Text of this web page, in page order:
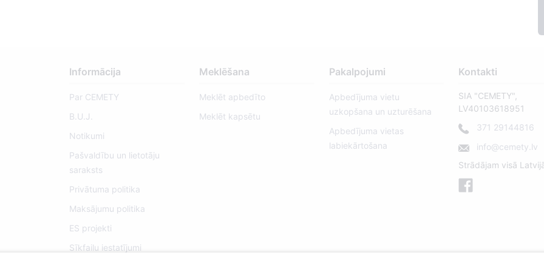
Informācija
Par CEMETY
B.U.J.
Notikumi
Pašvaldību un lietotāju
saraksts
Privātuma politika
Maksājumu politika
ES projekti
Sīkfailu iestatījumi
Meklēšana
Meklēt apbedīto
Meklēt kapsētu
Pakalpojumi
Apbedījuma vietu
uzkopšana un uzturēšana
Apbedījuma vietas
labiekārtošana
Kontakti
SIA "CEMETY",
LV40103618951
371 29144816
info@cemety.lv
Strādājam visā